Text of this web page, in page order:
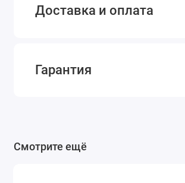
Доставка и оплата
Гарантия
Смотрите ещё